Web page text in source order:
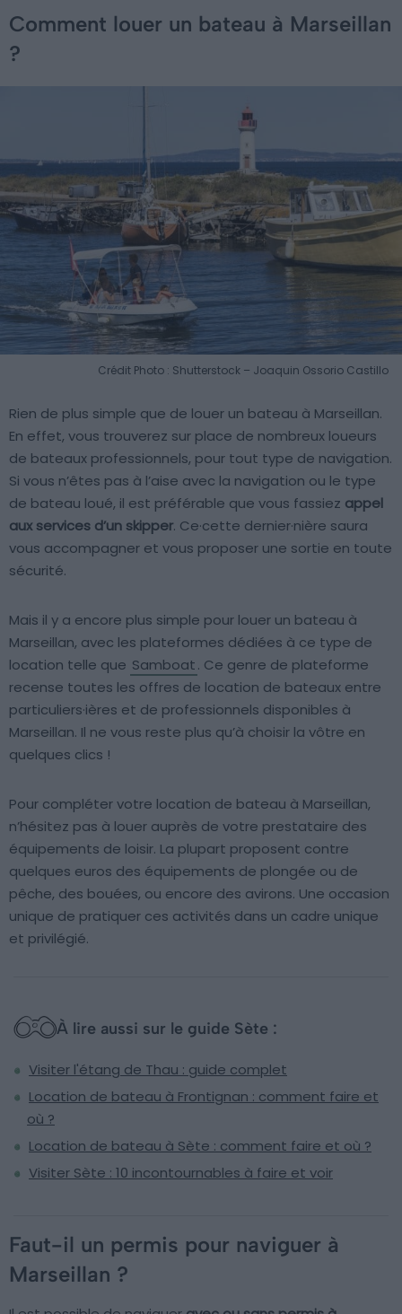
Comment louer un bateau à Marseillan
?
Crédit Photo : Shutterstock – Joaquin Ossorio Castillo
Rien de plus simple que de louer un bateau à Marseillan.
En effet, vous trouverez sur place de nombreux loueurs
de bateaux professionnels, pour tout type de navigation.
Si vous n’êtes pas à l’aise avec la navigation ou le type
de bateau loué, il est préférable que vous fassiez appel
aux services d’un skipper. Ce·cette dernier·nière saura
vous accompagner et vous proposer une sortie en toute
sécurité.
Mais il y a encore plus simple pour louer un bateau à
Marseillan, avec les plateformes dédiées à ce type de
location telle que Samboat. Ce genre de plateforme
recense toutes les offres de location de bateaux entre
particuliers·ières et de professionnels disponibles à
Marseillan. Il ne vous reste plus qu’à choisir la vôtre en
quelques clics !
Pour compléter votre location de bateau à Marseillan,
n’hésitez pas à louer auprès de votre prestataire des
équipements de loisir. La plupart proposent contre
quelques euros des équipements de plongée ou de
pêche, des bouées, ou encore des avirons. Une occasion
unique de pratiquer ces activités dans un cadre unique
et privilégié.
À lire aussi sur le guide Sète :
Visiter l'étang de Thau : guide complet
Location de bateau à Frontignan : comment faire et
où ?
Location de bateau à Sète : comment faire et où ?
Visiter Sète : 10 incontournables à faire et voir
Faut-il un permis pour naviguer à
Marseillan ?